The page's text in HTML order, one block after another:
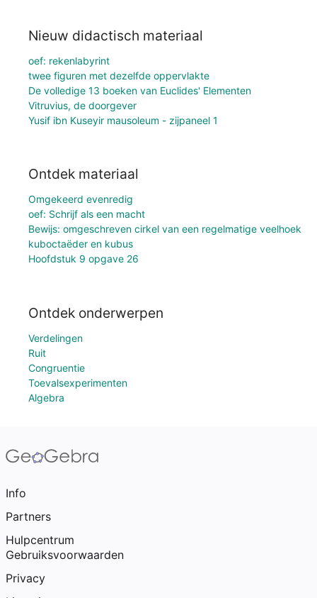
Nieuw didactisch materiaal
oef: rekenlabyrint
twee figuren met dezelfde oppervlakte
De volledige 13 boeken van Euclides' Elementen
Vitruvius, de doorgever
Yusif ibn Kuseyir mausoleum - zijpaneel 1
Ontdek materiaal
Omgekeerd evenredig
oef: Schrijf als een macht
Bewijs: omgeschreven cirkel van een regelmatige veelhoek
kuboctaëder en kubus
Hoofdstuk 9 opgave 26
Ontdek onderwerpen
Verdelingen
Ruit
Congruentie
Toevalsexperimenten
Algebra
Info
Partners
Hulpcentrum
Gebruiksvoorwaarden
Privacy